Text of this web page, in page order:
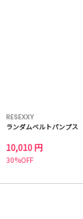
RESEXXY
ランダムベルトパンプス
10,010 円
30%OFF